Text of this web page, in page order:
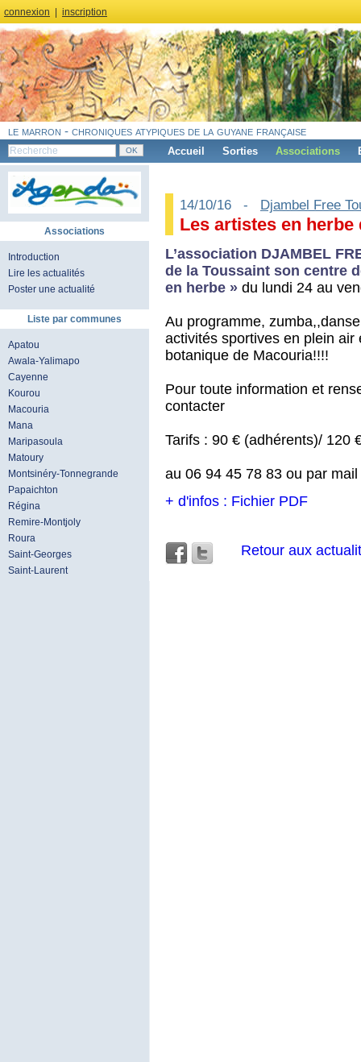
connexion inscription
le marron - chroniques atypiques de la guyane française
Accueil Sorties Associations
Associations
Introduction
Lire les actualités
Poster une actualité
Liste par communes
Apatou
Awala-Yalimapo
Cayenne
Kourou
Macouria
Mana
Maripasoula
Matoury
Montsinéry-Tonnegrande
Papaichton
Régina
Remire-Montjoly
Roura
Saint-Georges
Saint-Laurent
14/10/16 - Djambel Free
Les artistes en herbe
L’association DJAMBEL
de la Toussaint son centre
en herbe » du lundi 24 au
Au programme,
activités sportives en plein
botanique de Macouria!!!!
Pour toute information et
contacter
Tarifs : 90 € (adhérents)/ 120
au 06 94 45 78 83 ou par
+ d'infos : Fichier PDF
Retour aux